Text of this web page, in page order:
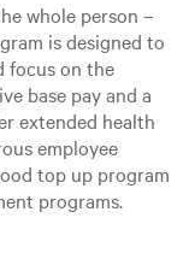
whole person –
is designed to
focus on the
base pay and a
extended health
employee
top up program
programs.